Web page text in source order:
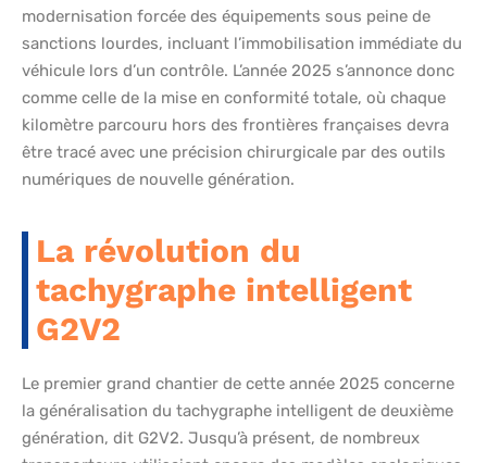
modernisation forcée des équipements sous peine de
sanctions lourdes, incluant l’immobilisation immédiate du
véhicule lors d’un contrôle. L’année 2025 s’annonce donc
comme celle de la mise en conformité totale, où chaque
kilomètre parcouru hors des frontières françaises devra
être tracé avec une précision chirurgicale par des outils
numériques de nouvelle génération.
La révolution du
tachygraphe intelligent
G2V2
Le premier grand chantier de cette année 2025 concerne
la généralisation du tachygraphe intelligent de deuxième
génération, dit G2V2. Jusqu’à présent, de nombreux